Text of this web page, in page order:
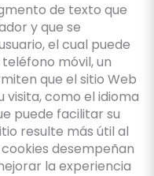
de texto que
y que se
el cual puede
móvil, un
que el sitio Web
como el idioma
puede facilitar su
resulte más útil al
desempeñan
la experiencia